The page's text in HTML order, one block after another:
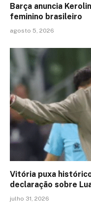
Barça anuncia
feminino brasileiro
agosto 5, 2026
Vitória puxa
declaração sobre
julho 31, 2026